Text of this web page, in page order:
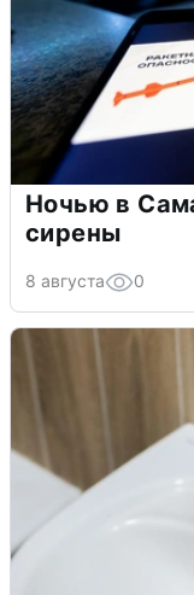
Ночью в
сирены
8 августа 0